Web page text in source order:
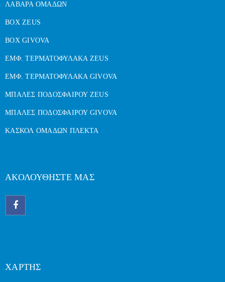
ΛΑΒΑΡΑ ΟΜΑΔΩΝ
BOX ZEUS
BOX GIVOVA
ΕΜΦ. ΤΕΡΜΑΤΟΦΥΛΑΚΑ ZEUS
ΕΜΦ. ΤΕΡΜΑΤΟΦΥΛΑΚΑ GIVOVA
ΜΠΑΛΕΣ ΠΟΔΟΣΦΑΙΡΟΥ ZEUS
ΜΠΑΛΕΣ ΠΟΔΟΣΦΑΙΡΟΥ GIVOVA
ΚΑΣΚΟΛ ΟΜΑΔΩΝ ΠΛΕΚΤΑ
ΑΚΟΛΟΥΘΗΣΤΕ ΜΑΣ
ΧΑΡΤΗΣ